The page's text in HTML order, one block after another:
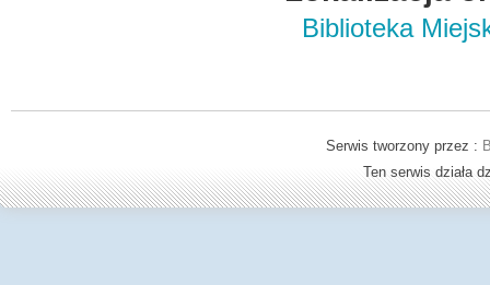
Biblioteka
Serwis tworzony przez :
Ten serwis działa